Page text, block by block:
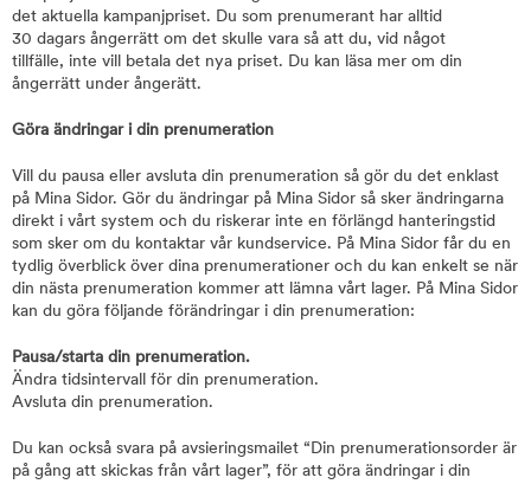
det aktuella kampanjpriset. Du som prenumerant har alltid
30 dagars ångerrätt om det skulle vara så att du, vid något
tillfälle, inte vill betala det nya priset. Du kan läsa mer om din
ångerrätt under ångerätt.
Göra ändringar i din prenumeration
Vill du pausa eller avsluta din prenumeration så gör du det enklast
på Mina Sidor. Gör du ändringar på Mina Sidor så sker ändringarna
direkt i vårt system och du riskerar inte en förlängd hanteringstid
som sker om du kontaktar vår kundservice. På Mina Sidor får du en
tydlig överblick över dina prenumerationer och du kan enkelt se när
din nästa prenumeration kommer att lämna vårt lager. På Mina Sidor
kan du göra följande förändringar i din prenumeration:
Pausa/starta din prenumeration.
Ändra tidsintervall för din prenumeration.
Avsluta din prenumeration.
Du kan också svara på avsieringsmailet “Din prenumerationsorder är
på gång att skickas från vårt lager”, för att göra ändringar i din